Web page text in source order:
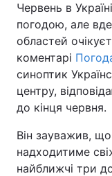
Червень в
погодою, але
областей
коментарі
синоптик
центру,
до кінця червня.
Він зауважив, що
надходитиме
найближчі три